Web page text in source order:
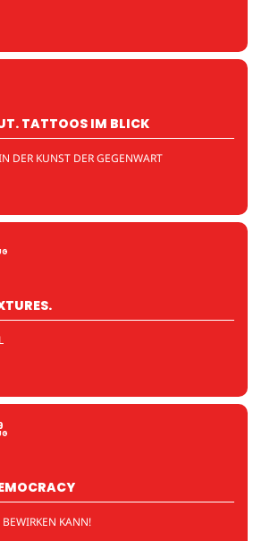
TATTOOS IM BLICK
DER KUNST DER GEGENWART
KANN!